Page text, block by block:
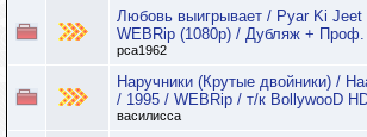
Любовь выигрывает / Pyar Ki
WEBRip (1080p) / Дубляж + Проф.
pca1962
Наручники (Крутые двойники) /
/ 1995 / WEBRip / т/к BollywooD
василисса